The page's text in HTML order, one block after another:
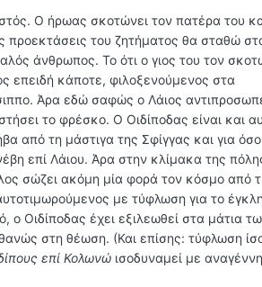
Ο ήρωας σκοτώνει τον πατέρα του
προεκτάσεις του ζητήματος θα σταθώ
άνθρωπος. Το ότι ο γιος του τον
επειδή κάποτε, φιλοξενούμενος στα
Άρα εδώ σαφώς ο Λάιος
το φρέσκο. Ο Οιδίποδας είναι και
από τη μάστιγα της Σφίγγας και για όσο
επί Λάιου. Άρα στην κλίμακα της
σώζει ακόμη μία φορά τον κόσμο από
με τύφλωση για το
Οιδίποδας έχει εξιλεωθεί στα μάτια
στη θέωση. (Και επίσης: τύφλωση
επί Κολωνώ ισοδυναμεί με